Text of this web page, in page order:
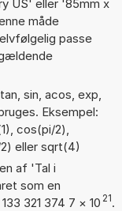
US' eller '85mm x
måde
passe
sin, acos, exp,
Eksempel:
cos(pi/2),
eller sqrt(4)
af 'Tal i
som en
321 374 7 × 10 21.